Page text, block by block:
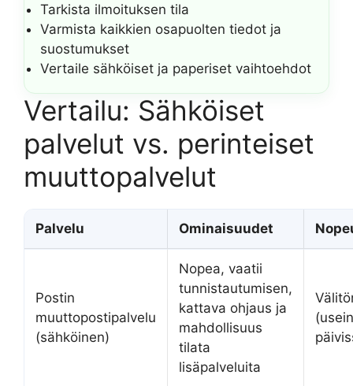
Tarkista ilmoituksen tila
Varmista kaikkien osapuolten tiedot ja
suostumukset
Vertaile sähköiset ja paperiset vaihtoehdot
Vertailu: Sähköiset
palvelut vs. perinteiset
muuttopalvelut
Palvelu Ominaisuudet
Postin
muuttopostipalvelu
(sähköinen)
Nopea, vaatii
tunnistautumisen,
kattava ohjaus ja
mahdollisuus
tilata
lisäpalveluita
(usein